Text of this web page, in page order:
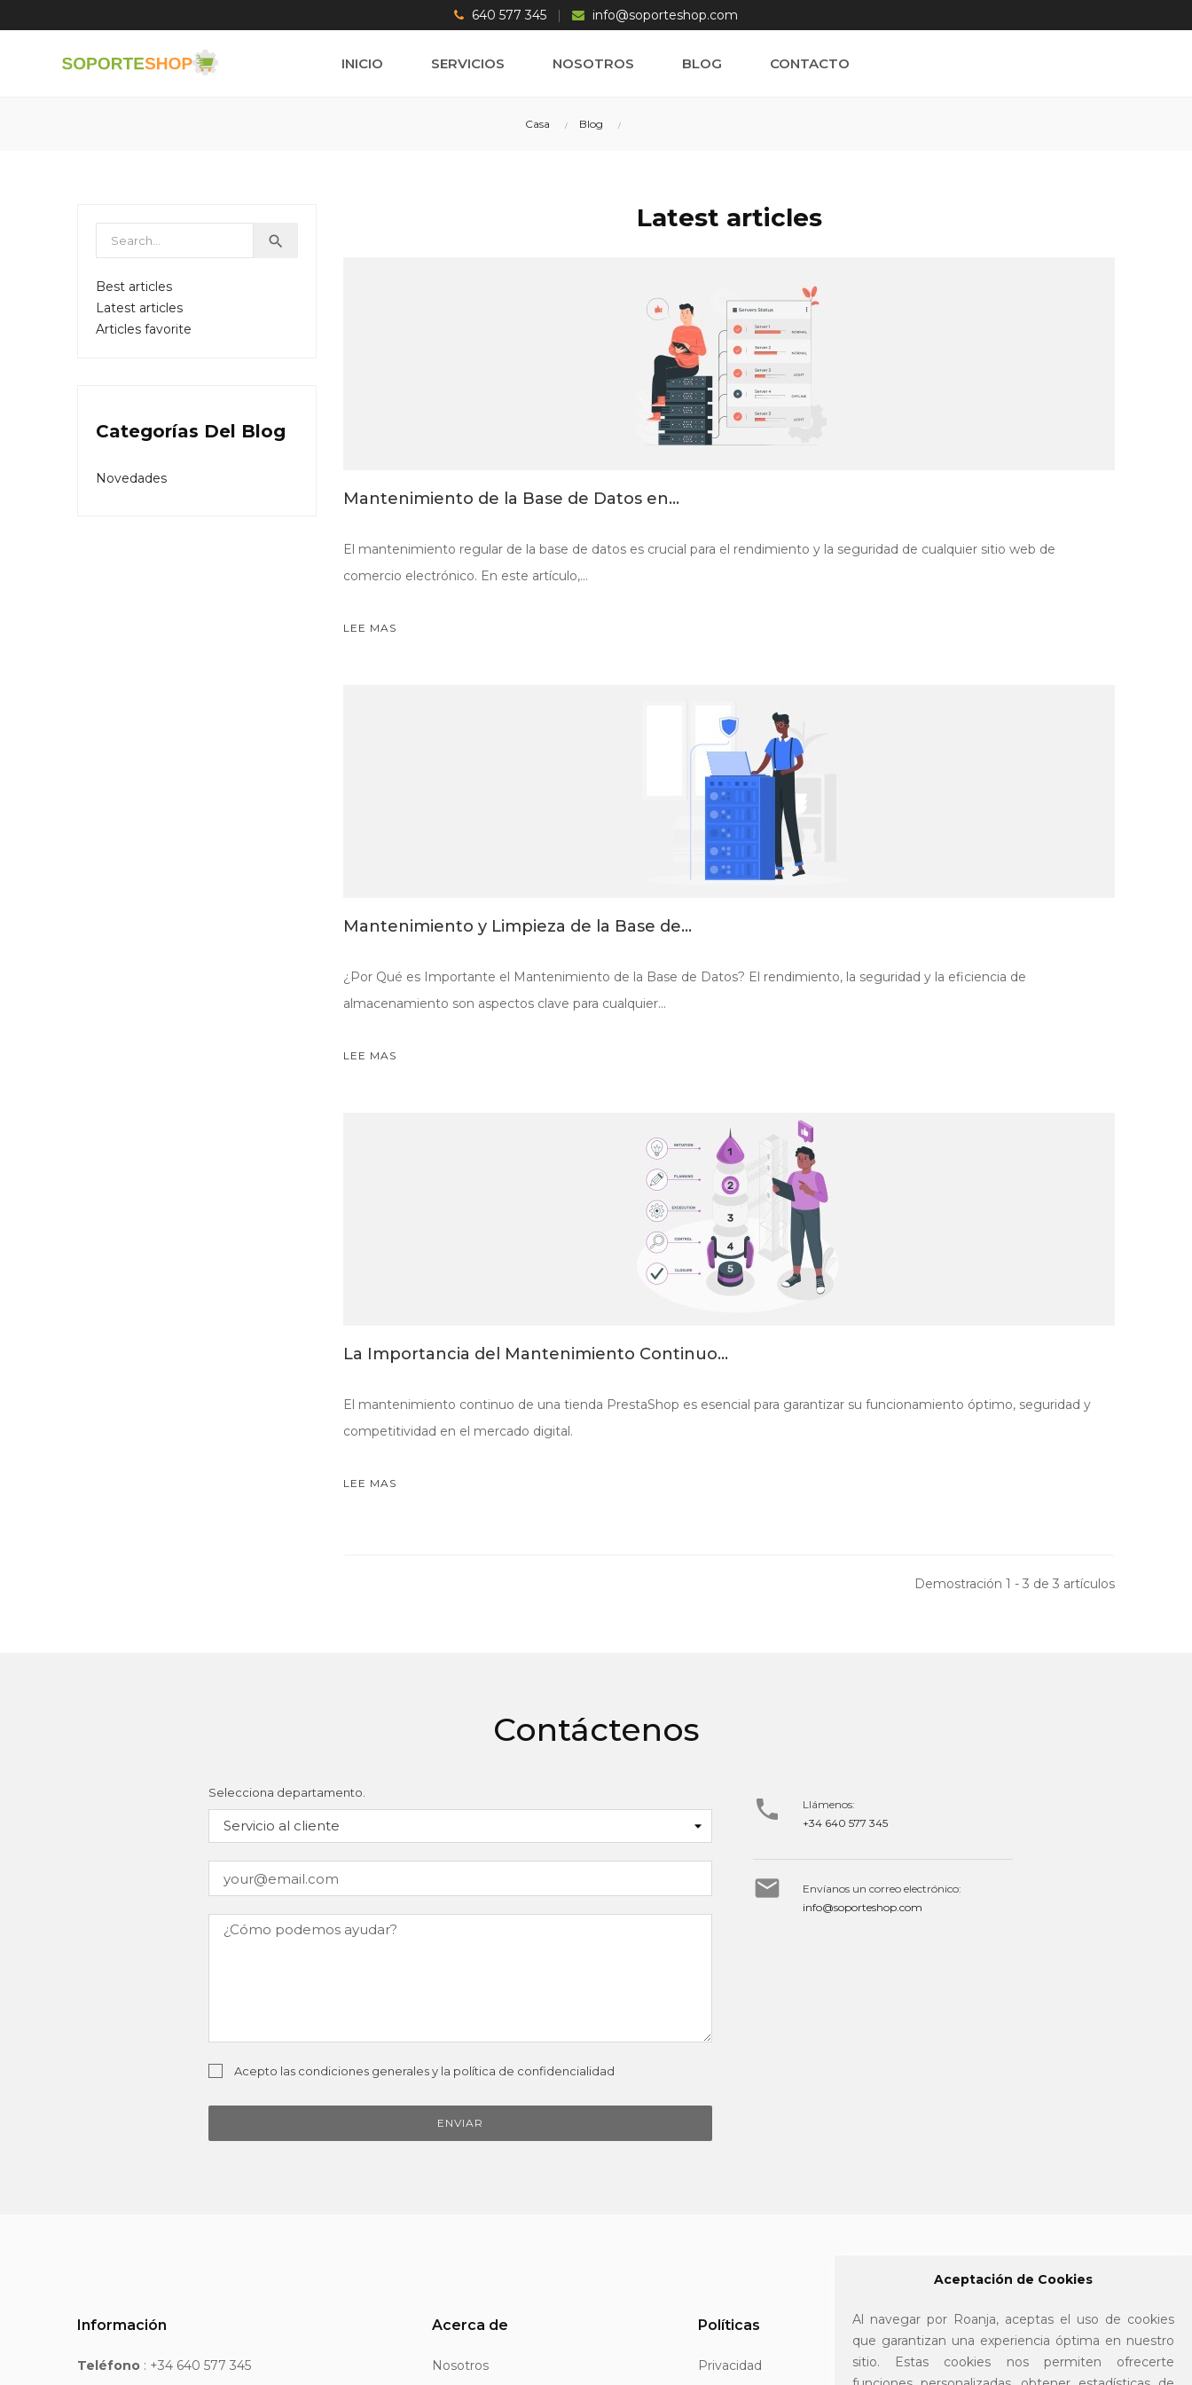
640 577 345 | info@soporteshop.com
INICIO SERVICIOS NOSOTROS BLOG CONTACTO
Casa Blog

Best articles
Latest articles
Articles favorite
Categorías Del Blog
Novedades
Latest articles
Mantenimiento de la Base de Datos en...
El mantenimiento regular de la base de datos es crucial para el rendimiento y la seguridad de cualquier sitio web de
comercio electrónico. En este artículo,...
LEE MAS
Mantenimiento y Limpieza de la Base de...
¿Por Qué es Importante el Mantenimiento de la Base de Datos? El rendimiento, la seguridad y la eficiencia de
almacenamiento son aspectos clave para cualquier...
LEE MAS
La Importancia del Mantenimiento Continuo...
El mantenimiento continuo de una tienda PrestaShop es esencial para garantizar su funcionamiento óptimo, seguridad y
competitividad en el mercado digital.
LEE MAS
Demostración 1 - 3 de 3 artículos
Contáctenos
Selecciona departamento.
Acepto las condiciones generales y la política de confidencialidad

Llámenos:
+34 640 577 345

Envíanos un correo electrónico:
info@soporteshop.com
Información
Teléfono : +34 640 577 345
Acerca de
Nosotros
Políticas
Privacidad
Follow us
Facebook
Aceptación de Cookies
Al navegar por Roanja, aceptas el uso de cookies
que garantizan una experiencia óptima en nuestro
sitio. Estas cookies nos permiten ofrecerte